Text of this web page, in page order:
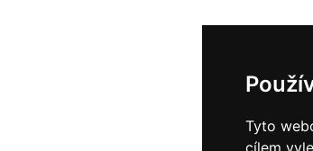
Tyto
cílem